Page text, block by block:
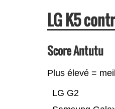
LG K5
Score Antutu
Plus élevé =
LG G2